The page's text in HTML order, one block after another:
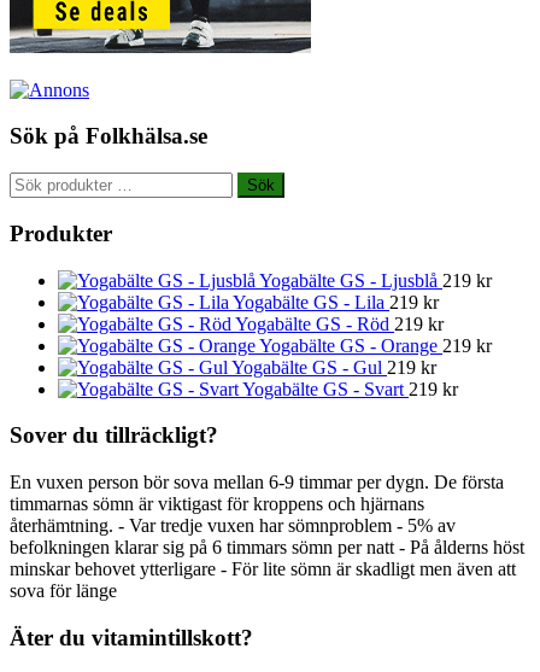
Sök på Folkhälsa.se
Sök
efter:
Sök
Produkter
Yogabälte GS - Ljusblå 219 kr
Yogabälte GS - Lila 219 kr
Yogabälte GS - Röd 219 kr
Yogabälte GS - Orange 219 kr
Yogabälte GS - Gul 219 kr
Yogabälte GS - Svart 219 kr
Sover du tillräckligt?
En vuxen person bör sova mellan 6-9 timmar per dygn. De första
timmarnas sömn är viktigast för kroppens och hjärnans
återhämtning. - Var tredje vuxen har sömnproblem - 5% av
befolkningen klarar sig på 6 timmars sömn per natt - På ålderns höst
minskar behovet ytterligare - För lite sömn är skadligt men även att
sova för länge
Äter du vitamintillskott?